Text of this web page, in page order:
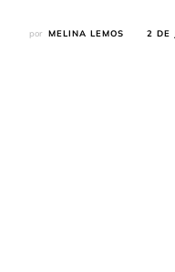
por MELINA LEMOS 2 DE